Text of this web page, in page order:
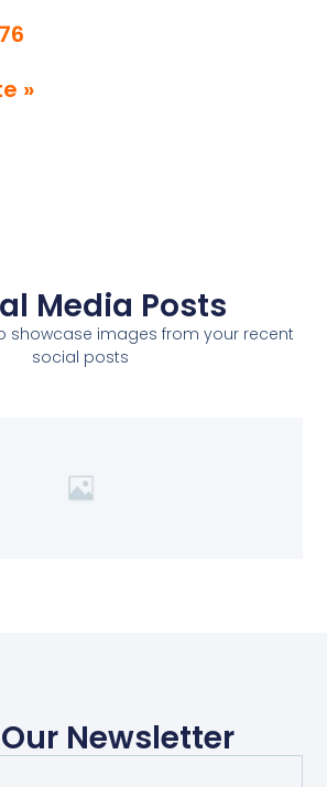
76
»
Media Posts
showcase images from your recent
social posts
Newsletter